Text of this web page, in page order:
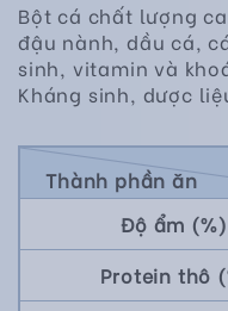
Bột cá chất lượng
đậu nành, dầu cá,
sinh, vitamin và
Kháng sinh, dược
Thành phần ăn
Độ ẩm
Protein thô